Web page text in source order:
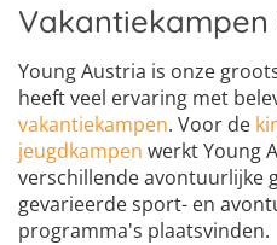
Young Austria is onze
heeft veel ervaring met
vakantiekampen. Voor de
jeugdkampen werkt Young
verschillende avontuurlijke
gevarieerde sport- en
programma's plaatsvinden.